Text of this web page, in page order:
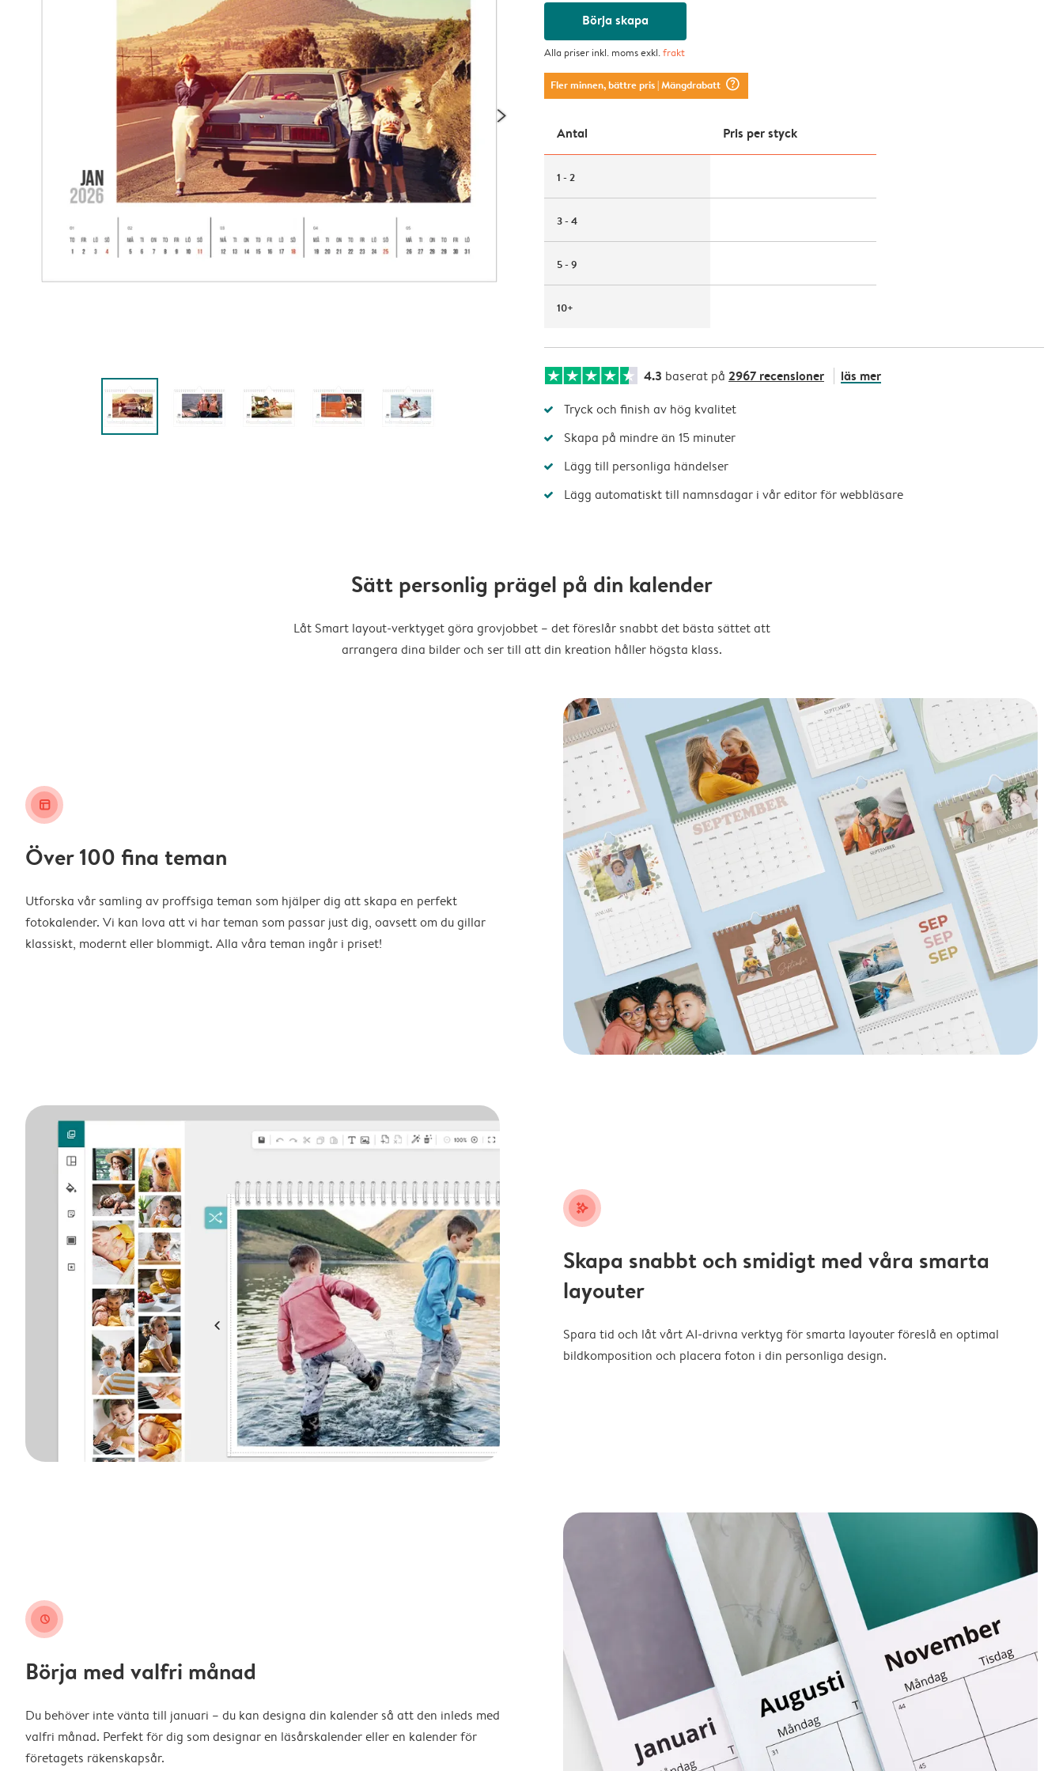
Börja skapa
Alla priser inkl. moms exkl.frakt
Fler minnen, bättre pris| Mängdrabatt question_mark_circle
Antal Pris per styck
1 - 2
3 - 4
5 - 9
10+
4.3 baserat på 2967 recensioner läs mer
Tryck och finish av hög kvalitet
Skapa på mindre än 15 minuter
Lägg till personliga händelser
Lägg automatiskt till namnsdagar i vår editor för webbläsare
Sätt personlig prägel på din kalender
Låt Smart layout-verktyget göra grovjobbet – det föreslår snabbt det bästa sättet att
arrangera dina bilder och ser till att din kreation håller högsta klass.
layout_alt
Över 100 fina teman
Utforska vår samling av proffsiga teman som hjälper dig att skapa en perfekt
fotokalender. Vi kan lova att vi har teman som passar just dig, oavsett om du gillar
klassiskt, modernt eller blommigt. Alla våra teman ingår i priset!
stars_plus
Skapa snabbt och smidigt med våra smarta
layouter
Spara tid och låt vårt AI-drivna verktyg för smarta layouter föreslå en optimal
bildkomposition och placera foton i din personliga design.
clock
Börja med valfri månad
Du behöver inte vänta till januari – du kan designa din kalender så att den inleds med
valfri månad. Perfekt för dig som designar en läsårskalender eller en kalender för
företagets räkenskapsår.